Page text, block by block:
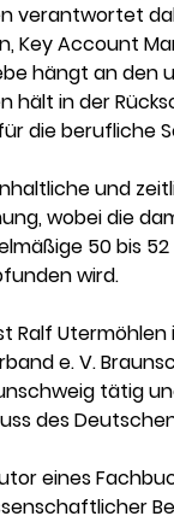
verantwortet
Key Account
hängt an
hält in der
die berufliche
und
wobei die
50 bis
wird.
Ralf
e. V.
tätig
des
eines